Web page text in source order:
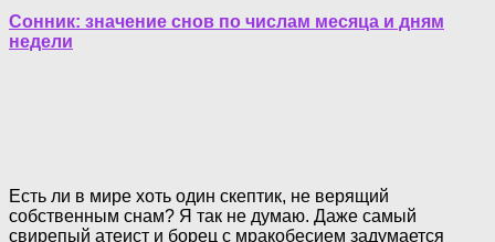
Сонник: значение снов по числам месяца и дням
недели
Есть ли в мире хоть один скептик, не верящий
собственным снам? Я так не думаю. Даже самый
свирепый атеист и борец с мракобесием задумается